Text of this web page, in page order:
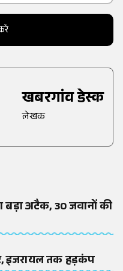
खबरगांव डेस्क
लेखक
बड़ा अटैक, 30 जवानों की
इजरायल तक हड़कंप